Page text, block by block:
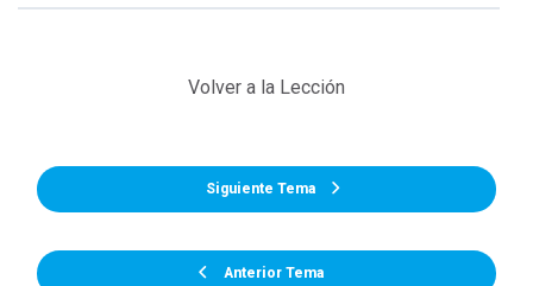
Anterior Tema
Volver a la Lección
Siguiente Tema